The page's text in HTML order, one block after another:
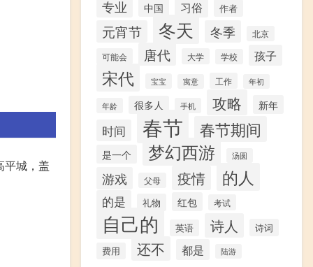
平城，盖
专业 中国 习俗 作者
元宵节 冬天 冬季 北京
可能会 唐代 大学 学校 孩子
宋代 宝宝 寓意 工作 年初
年龄 很多人 手机 攻略 新年
时间 春节 春节期间
是一个 梦幻西游 汤圆
游戏 父母 疫情 的人
的是 礼物 红包 考试
自己的 英语 诗人 诗词
费用 还不 都是 陆游